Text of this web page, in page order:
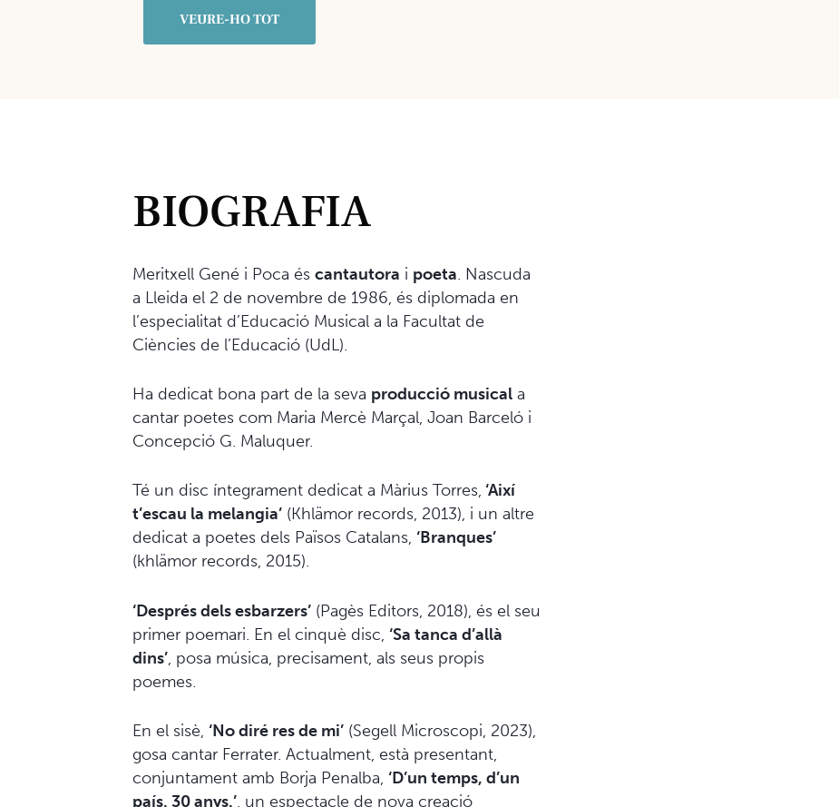
VEURE-HO TOT
BIOGRAFIA
Meritxell Gené i Poca és cantautora i poeta. Nascuda
a Lleida el 2 de novembre de 1986, és diplomada en
l’especialitat d’Educació Musical a la Facultat de
Ciències de l’Educació (UdL).
Ha dedicat bona part de la seva producció musical a
cantar poetes com Maria Mercè Marçal, Joan Barceló i
Concepció G. Maluquer.
Té un disc íntegrament dedicat a Màrius Torres, ‘Així
t’escau la melangia’ (Khlämor records, 2013), i un altre
dedicat a poetes dels Països Catalans, ‘Branques’
(khlämor records, 2015).
‘Després dels esbarzers’ (Pagès Editors, 2018), és el seu
primer poemari. En el cinquè disc, ‘Sa tanca d’allà
dins’, posa música, precisament, als seus propis
poemes.
En el sisè, ‘No diré res de mi’ (Segell Microscopi, 2023),
gosa cantar Ferrater. Actualment, està presentant,
conjuntament amb Borja Penalba, ‘D’un temps, d’un
país. 30 anys.’, un espectacle de nova creació